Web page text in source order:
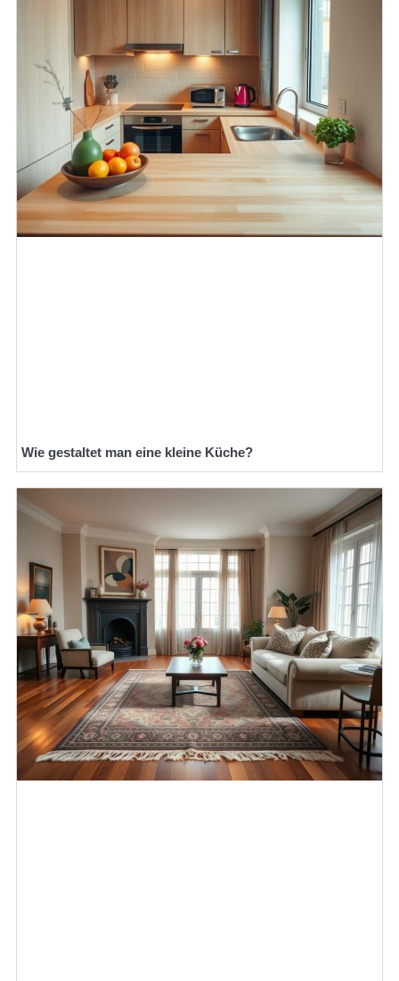
Wie gestaltet man eine kleine Küche?